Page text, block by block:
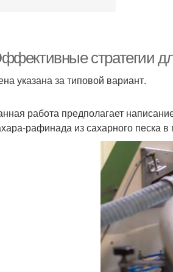
стратегии
указана за типовой вариант.
работа предполагает
рафинада из сахарного песка в